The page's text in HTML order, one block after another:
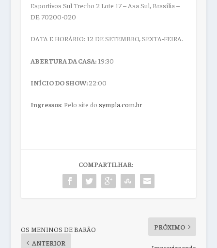
Esportivos Sul Trecho 2 Lote 17 – Asa Sul, Brasília –
DF, 70200-020
DATA E HORÁRIO: 12 DE SETEMBRO, SEXTA-FEIRA.
ABERTURA DA CASA:19:30
INÍCIO DO SHOW:22:00
Ingressos: Pelo site do sympla.com.br
COMPARTILHAR:
OS MENINOS DE BARÃO
ANTERIOR
PRÓXIMO